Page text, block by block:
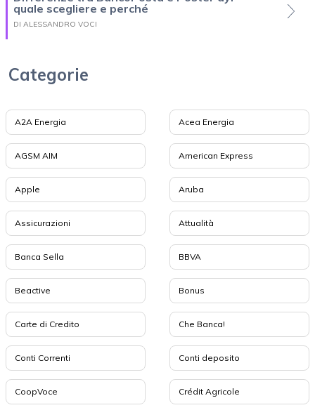
quale scegliere e perché
DI ALESSANDRO VOCI
Categorie
A2A Energia Acea Energia
AGSM AIM American Express
Apple Aruba
Assicurazioni Attualità
Banca Sella BBVA
Beactive Bonus
Carte di Credito Che Banca!
Conti Correnti Conti deposito
CoopVoce Crédit Agricole